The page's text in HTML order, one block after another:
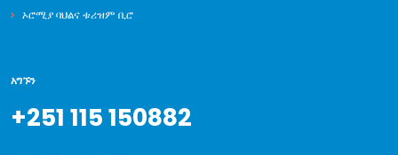
ኦሮሚያ ባህልና ቱሪዝም ቢሮ
አግኙን
+251 115 150882